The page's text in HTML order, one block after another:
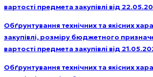
вартості предмета закупівлі від
Обґрунтування технічних та якісних
закупівлі, розміру бюджетного
вартості предмета закупівлі від
Обґрунтування технічних та якісних